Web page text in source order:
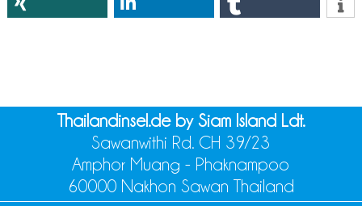
Thailandinsel.de by Siam Island Ldt.
Sawanwithi Rd. CH 39/23
Amphor Muang - Phaknampoo
60000 Nakhon Sawan Thailand